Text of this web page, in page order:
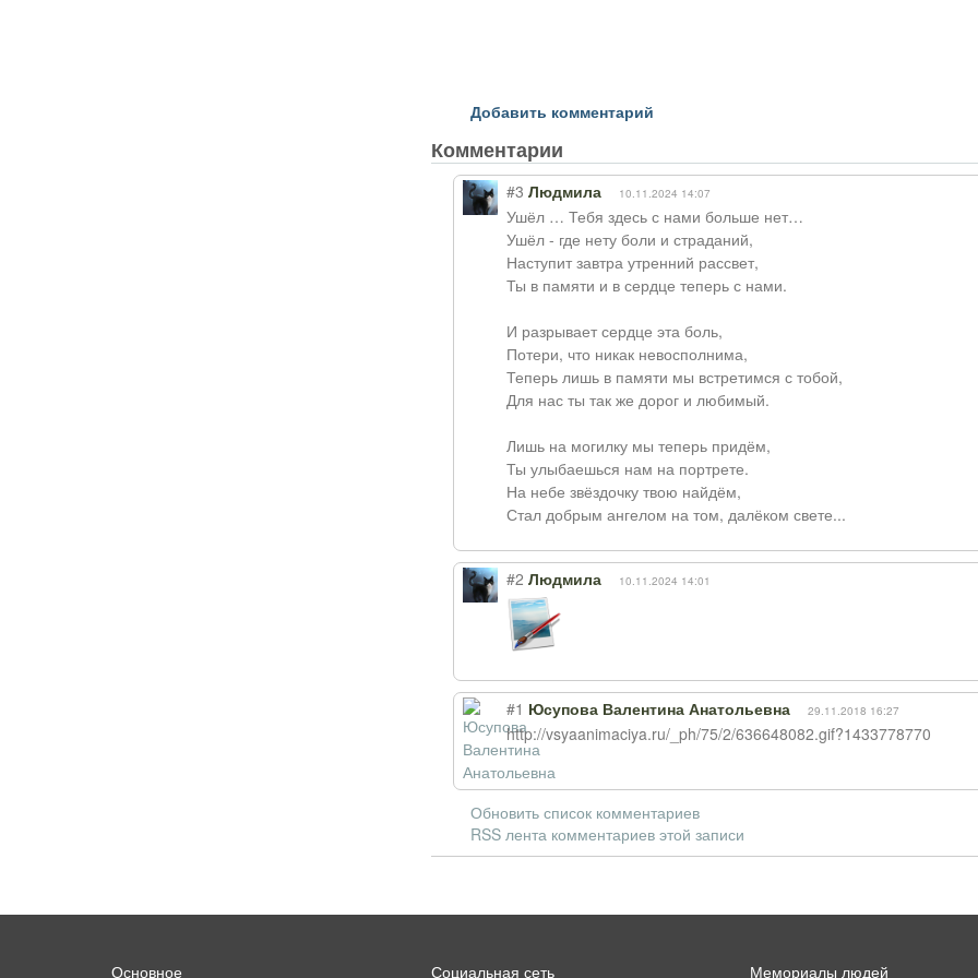
Добавить комментарий
Комментарии
#3 Людмила 10.11.2024 14:07
Ушёл … Тебя здесь с нами больше нет…
Ушёл - где нету боли и страданий,
Наступит завтра утренний рассвет,
Ты в памяти и в сердце теперь с нами.
И разрывает сердце эта боль,
Потери, что никак невосполнима,
Теперь лишь в памяти мы встретимся с тобой,
Для нас ты так же дорог и любимый.
Лишь на могилку мы теперь придём,
Ты улыбаешься нам на портрете.
На небе звёздочку твою найдём,
Стал добрым ангелом на том, далёком свете...
#2 Людмила 10.11.2024 14:01
#1 Юсупова Валентина Анатольевна 29.11.2018 16:27
http://vsyaanimaciya.ru/_ph/75/2/636648082.gif?1433778770
Обновить список комментариев
RSS лента комментариев этой записи
Основное Социальная сеть Мемориалы людей